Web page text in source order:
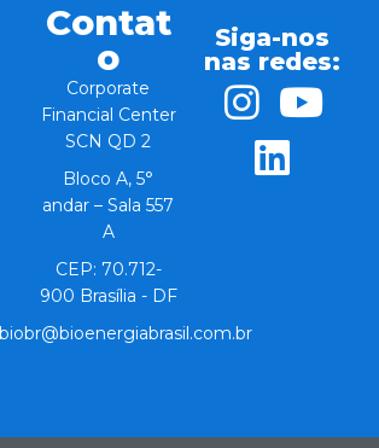
Contat
o
Corporate
Financial Center
SCN QD 2
Bloco A, 5°
andar – Sala 557
A
CEP: 70.712-
900 Brasília - DF
biobr@bioenergiabrasil.com.br
Siga-nos
nas redes: